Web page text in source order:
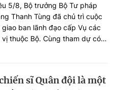
5/8, Bộ trưởng Bộ Tư pháp
Thanh Tùng đã chủ trì cuộc
giao ban lãnh đạo cấp Vụ các
vị thuộc Bộ. Cùng tham dự có
sĩ Quân đội là một